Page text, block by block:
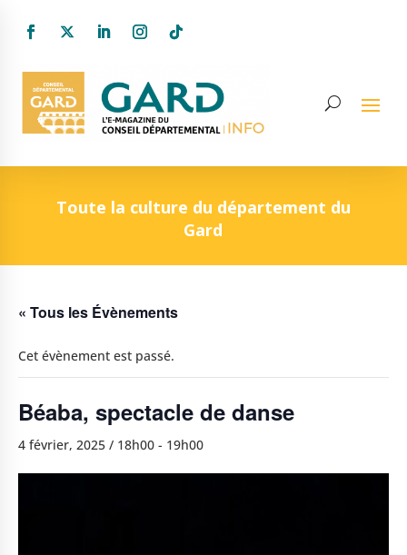
Toute la culture du département du
Gard
« Tous les Évènements
Cet évènement est passé.
Béaba, spectacle de danse
4 février, 2025 / 18h00 - 19h00